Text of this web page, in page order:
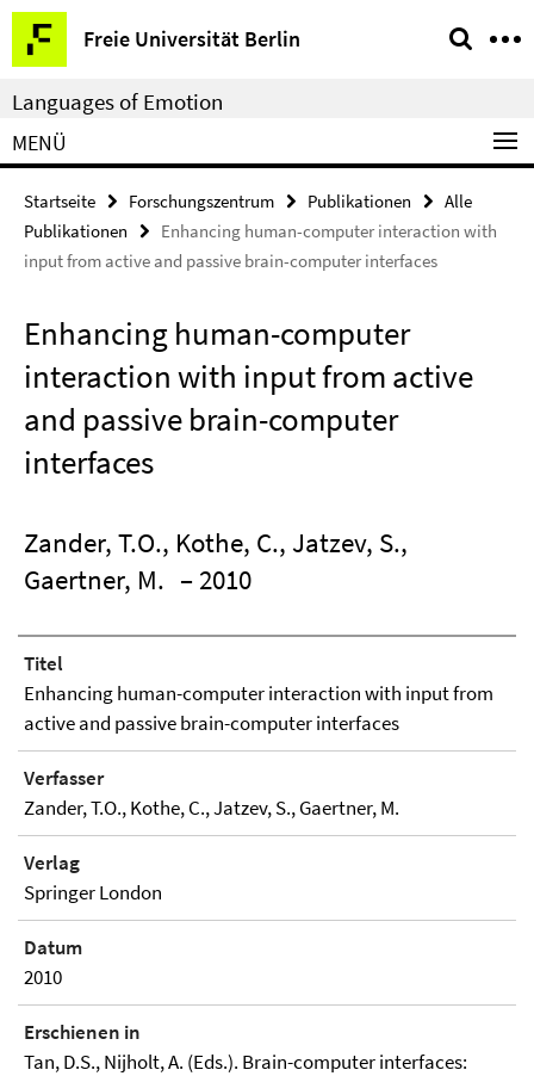
Springe
direkt
zu
Inhalt
Freie Universität Berlin
Service-
Navigation
Languages of Emotion
MENÜ
Startseite Forschungszentrum Publikationen
Alle
Publikationen
Enhancing human-computer interaction with
input from active and passive brain-computer interfaces
Enhancing human-computer
interaction with input from active
and passive brain-computer
interfaces
Zander, T.O., Kothe, C., Jatzev, S.,
Gaertner, M. – 2010
Titel
Enhancing human-computer interaction with input from
active and passive brain-computer interfaces
Verfasser
Zander, T.O., Kothe, C., Jatzev, S., Gaertner, M.
Verlag
Springer London
Datum
2010
Erschienen in
Tan, D.S., Nijholt, A. (Eds.). Brain-computer interfaces: